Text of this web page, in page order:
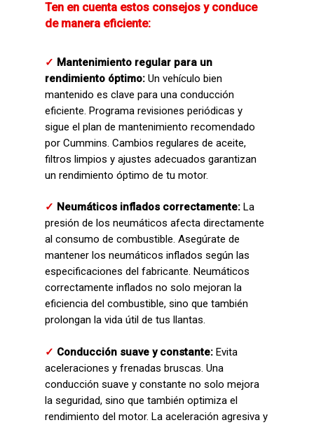
Ten en cuenta estos consejos y conduce
de manera eficiente:
✓ Mantenimiento regular para un
rendimiento óptimo: Un vehículo bien
mantenido es clave para una conducción
eficiente. Programa revisiones periódicas y
sigue el plan de mantenimiento recomendado
por Cummins. Cambios regulares de aceite,
filtros limpios y ajustes adecuados garantizan
un rendimiento óptimo de tu motor.
✓ Neumáticos inflados correctamente: La
presión de los neumáticos afecta directamente
al consumo de combustible. Asegúrate de
mantener los neumáticos inflados según las
especificaciones del fabricante. Neumáticos
correctamente inflados no solo mejoran la
eficiencia del combustible, sino que también
prolongan la vida útil de tus llantas.
✓ Conducción suave y constante: Evita
aceleraciones y frenadas bruscas. Una
conducción suave y constante no solo mejora
la seguridad, sino que también optimiza el
rendimiento del motor. La aceleración agresiva y